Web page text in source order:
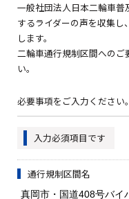
一般社団法人日本二輪車
するライダーの声を収集
します。
二輪車通行規制区間への
い。
必要事項をご入力ください。
入力必須項目です
通行規制区間名